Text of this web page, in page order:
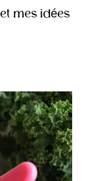
mes idées